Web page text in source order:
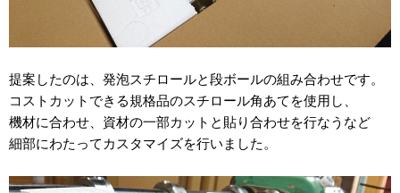
提案したのは、発泡スチロールと段ボールの組み合わせです。
コストカットできる規格品のスチロール角あてを使用し、
機材に合わせ、資材の一部カットと貼り合わせを行なうなど
細部にわたってカスタマイズを行いました。